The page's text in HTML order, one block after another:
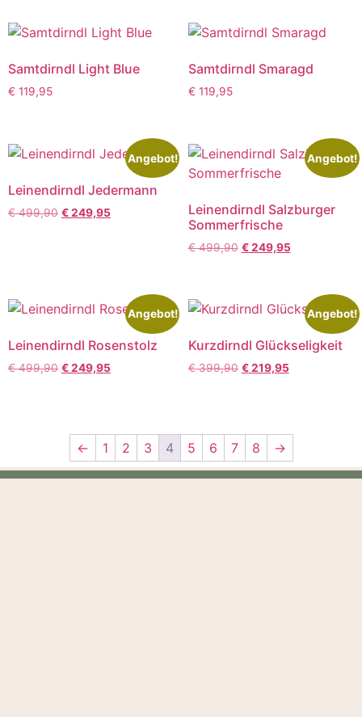
Samtdirndl Light Blue
€ 119,95
Samtdirndl Smaragd
€ 119,95
Angebot!
Leinendirndl Jedermann
€499,90 €249,95
Angebot!
Leinendirndl Salzburger
Sommerfrische
€499,90 €249,95
Angebot!
Leinendirndl Rosenstolz
€499,90 €249,95
Angebot!
Kurzdirndl Glückseligkeit
€399,90 €219,95
← 1 2 3 4 5 6 7 8 →